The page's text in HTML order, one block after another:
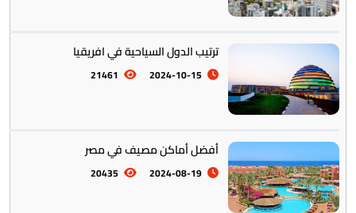
ترتيب الدول السياحية في افريقيا
2024-10-15
21461
أفضل أماكن مصيف في مصر
2024-08-19
20435